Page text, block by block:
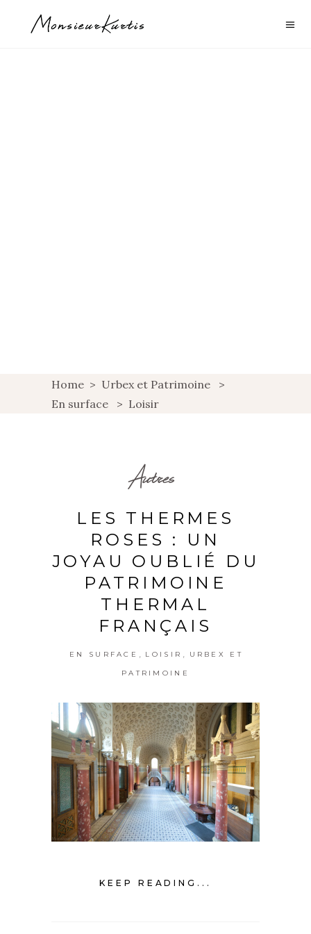
Home > Urbex et Patrimoine
>
En surface
> Loisir
Autres
LES THERMES
ROSES : UN
JOYAU OUBLIÉ DU
PATRIMOINE
THERMAL
FRANÇAIS
EN SURFACE LOISIR URBEX ET
PATRIMOINE
KEEP READING...